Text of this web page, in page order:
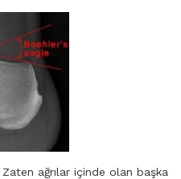
Zaten ağrılar içinde olan başka